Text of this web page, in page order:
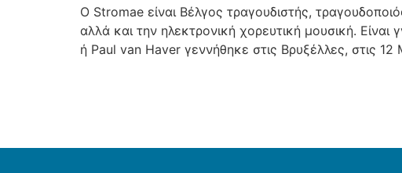
O Stromae είναι Βέλγος τραγουδιστής,
αλλά και την ηλεκτρονική χορευτική μουσική.
ή Paul van Haver γεννήθηκε στις Βρυξέλλες, στις